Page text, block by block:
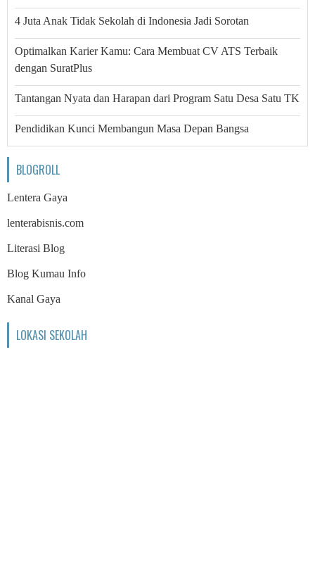
4 Juta Anak Tidak Sekolah di Indonesia Jadi Sorotan
Optimalkan Karier Kamu: Cara Membuat CV ATS Terbaik
dengan SuratPlus
Tantangan Nyata dan Harapan dari Program Satu Desa Satu TK
Pendidikan Kunci Membangun Masa Depan Bangsa
BLOGROLL
Lentera Gaya
lenterabisnis.com
Literasi Blog
Blog Kumau Info
Kanal Gaya
LOKASI SEKOLAH